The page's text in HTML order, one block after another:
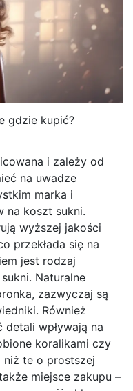
gdzie kupić?
i zależy od
na uwadze
marka i
na koszt sukni.
wyższej jakości
przekłada się na
jest rodzaj
Naturalne
zazwyczaj są
Również
wpływają na
koralikami czy
te o prostszej
miejsce zakupu –